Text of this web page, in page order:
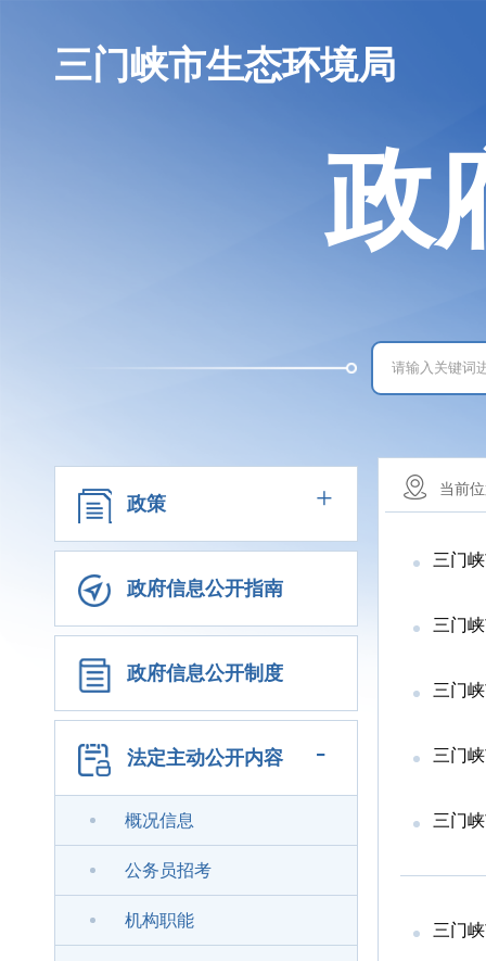
三门峡市生态环境局
政
政策 +
政府信息公开指南
政府信息公开制度
法定主动公开内容 -
概况信息
公务员招考
机构职能
当前
三门
三门
三门
三门
三门
三门